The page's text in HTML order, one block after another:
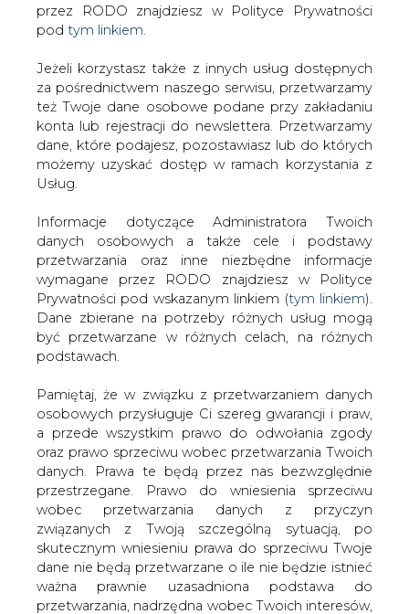
WŁĄCZ CIRE.TV
przez RODO znajdziesz w Polityce Prywatności
pod tym linkiem.
Jeżeli korzystasz także z innych usług dostępnych
za pośrednictwem naszego serwisu, przetwarzamy
też Twoje dane osobowe podane przy zakładaniu
konta lub rejestracji do newslettera. Przetwarzamy
dane, które podajesz, pozostawiasz lub do których
możemy uzyskać dostęp w ramach korzystania z
Usług.
Informacje dotyczące Administratora Twoich
danych osobowych a także cele i podstawy
przetwarzania oraz inne niezbędne informacje
wymagane przez RODO znajdziesz w Polityce
Prywatności pod wskazanym linkiem (tym linkiem).
Dane zbierane na potrzeby różnych usług mogą
być przetwarzane w różnych celach, na różnych
podstawach.
Pamiętaj, że w związku z przetwarzaniem danych
osobowych przysługuje Ci szereg gwarancji i praw,
a przede wszystkim prawo do odwołania zgody
oraz prawo sprzeciwu wobec przetwarzania Twoich
danych. Prawa te będą przez nas bezwzględnie
przestrzegane. Prawo do wniesienia sprzeciwu
wobec przetwarzania danych z przyczyn
związanych z Twoją szczególną sytuacją, po
skutecznym wniesieniu prawa do sprzeciwu Twoje
dane nie będą przetwarzane o ile nie będzie istnieć
ważna prawnie uzasadniona podstawa do
przetwarzania, nadrzędna wobec Twoich interesów,
Strona główna / RYNEK GAZU / Większe zyski TGE w
ubiegłym roku
2017-02-28 00:00
skomentuj
udostępnij:
Większe zyski TGE w ubiegłym
roku